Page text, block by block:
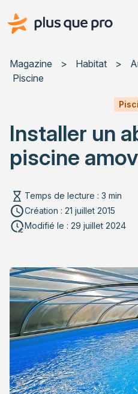
Plus que pro Mag'
Habitat
Actualités
Rechercher un article
Magazine > Habitat >
Piscine
Installer un
piscine
Temps de lecture : 3 min
Création : 21 juillet 2015
Modifié le : 29 juillet 2024